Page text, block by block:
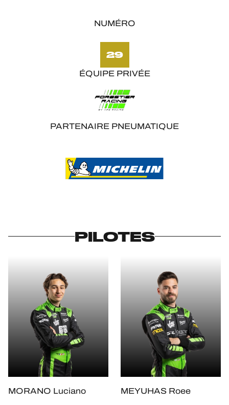
NUMÉRO
29
ÉQUIPE PRIVÉE
PARTENAIRE PNEUMATIQUE
PILOTES
MORANO Luciano MEYUHAS Roee